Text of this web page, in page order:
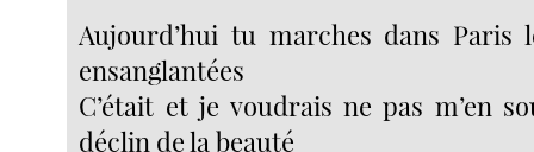
Aujourd’hui tu marches dans Paris
ensanglantées
C’était et je voudrais ne pas m’en
déclin de la beauté